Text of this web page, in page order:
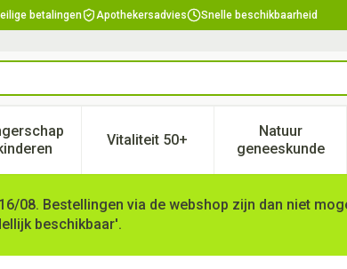
betalingen Apothekersadvies Snelle beschikbaarheid
en hygiëne categorie
Dieet, voeding en vitamines categorie
Toon submenu voor Zwangerschap en kinderen
Vitaliteit 50+Toon submenu voor Vitaliteit
Natuur
geneeskunde
Toon
08. Bestellingen via de webshop zijn dan niet
beschikbaar'.